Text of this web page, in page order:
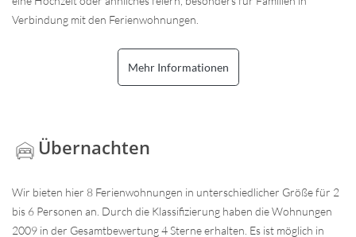
Verbindung mit den Ferienwohnungen.
Mehr Informationen
Übernachten
Wir bieten hier 8 Ferienwohnungen in unterschiedlicher Größe für 2
bis 6 Personen an. Durch die Klassifizierung haben die Wohnungen
2009 in der Gesamtbewertung 4 Sterne erhalten. Es ist möglich in